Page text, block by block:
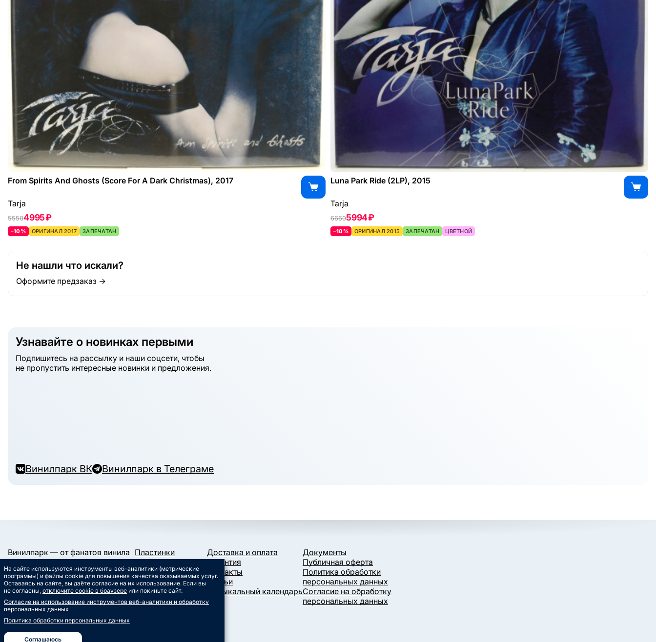
From Spirits And Ghosts (Score For A Dark Christmas), 2017
Tarja
55504995 ₽
–10% ОРИГИНАЛ 2017 ЗАПЕЧАТАН
Luna Park Ride (2LP), 2015
Tarja
66605994 ₽
–10% ОРИГИНАЛ 2015 ЗАПЕЧАТАН ЦВЕТНОЙ
Не нашли что искали?
Оформите предзаказ →
Узнавайте о новинках первыми
Подпишитесь на рассылку и наши соцсети, чтобы
не пропустить интересные новинки и предложения.
Винилпарк ВК Винилпарк в Телеграме
Винилпарк — от фанатов винила
и для фанатов винила.
Работаем с 2019 года.
info@vinylpark.ru
8 800 301-64-48
Звонок бесплатный
ВК Телеграм
Пластинки
Конверты и пакеты
Слипматы
Сертификаты
Сувениры
Доставка и оплата
Гарантия
Контакты
Статьи
Музыкальный календарь
Документы
Публичная оферта
Политика обработки
персональных данных
Согласие на обработку
персональных данных
На сайте используются инструменты веб-аналитики (метрические
программы) и файлы cookie для повышения качества оказываемых услуг.
Оставаясь на сайте, вы даёте согласие на их использование. Если вы
не согласны, отключите cookie в браузере или покиньте сайт.
Согласие на использование инструментов веб-аналитики и обработку
персональных данных
Политика обработки персональных данных
Соглашаюсь